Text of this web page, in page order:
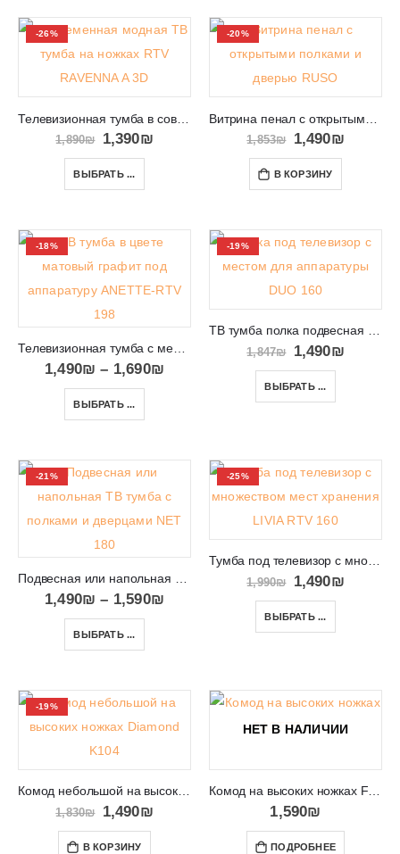
-26%
Телевизионная тумба в современном дизайне RTV RAVENNA A 3D
1,890₪ 1,390₪
ВЫБРАТЬ ...
-20%
1,853₪ 1,490₪
В КОРЗИНУ
-18%
Телевизионная тумба с местом для ТВ приставок и консолей ANETTE-RTV 198
1,490₪ – 1,690₪
ВЫБРАТЬ ...
-19%
ТВ тумба полка подвесная с ящиками и платформой DUO 160
1,847₪ 1,490₪
ВЫБРАТЬ ...
-21%
Подвесная или напольная ТВ тумба с полками и дверцами NET 180
1,490₪ – 1,590₪
ВЫБРАТЬ ...
-25%
Тумба под телевизор с множеством мест хранения LIVIA RTV 160
1,990₪ 1,490₪
ВЫБРАТЬ ...
-19%
Комод небольшой на высоких ножках Diamond K104
1,830₪ 1,490₪
В КОРЗИНУ
НЕТ В НАЛИЧИИ
Комод на высоких ножках FASTEBO T20
1,590₪
ПОДРОБНЕЕ